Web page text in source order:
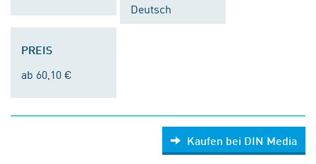
Deutsch
PREIS
ab 60,10 €
Kaufen bei DIN Media